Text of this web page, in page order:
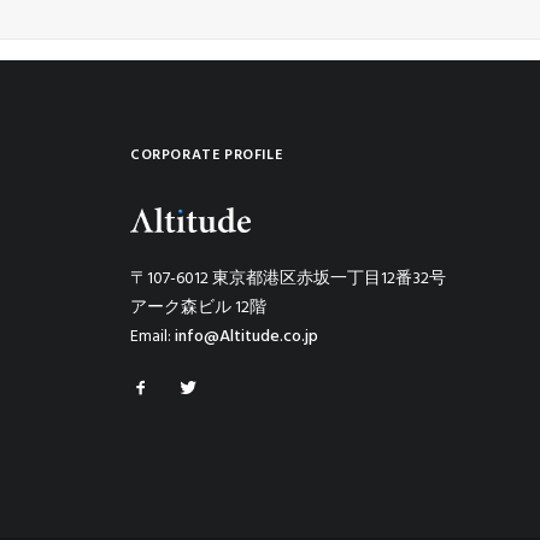
CORPORATE PROFILE
〒107-6012 東京都港区赤坂一丁目12番32号
アーク森ビル 12階
Email:info@Altitude.co.jp